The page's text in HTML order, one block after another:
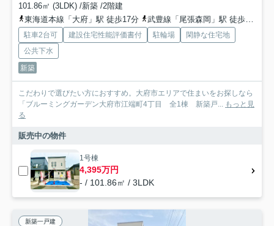
101.86㎡ (3LDK) /新築 /2階建
東海道本線「大府」駅 徒歩17分
武豊線「尾張森岡」駅 徒歩35分
駐車2台可 建設住宅性能評価書付 駐輪場
閑静な住宅地
公共下水
新築
こだわりで選びたい方におすすめ。大府市エリアで住まいをお探しなら
「ブルーミングガーデン大府市江端町4丁目 全1棟 新築戸... もっと見
る
販売中の物件
1号棟
4,395万円
- / 101.86㎡ / 3LDK
新築一戸建